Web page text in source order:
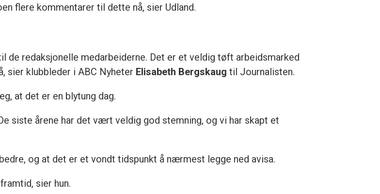
flere kommentarer til dette nå, sier Udland.
redaksjonelle medarbeiderne. Det er et veldig tøft arbeidsmarked
sier klubbleder i ABC Nyheter Elisabeth Bergskaug til Journalisten.
at det er en blytung dag.
siste årene har det vært veldig god stemning, og vi har skapt et
og at det er et vondt tidspunkt å nærmest legge ned avisa.
sier hun.